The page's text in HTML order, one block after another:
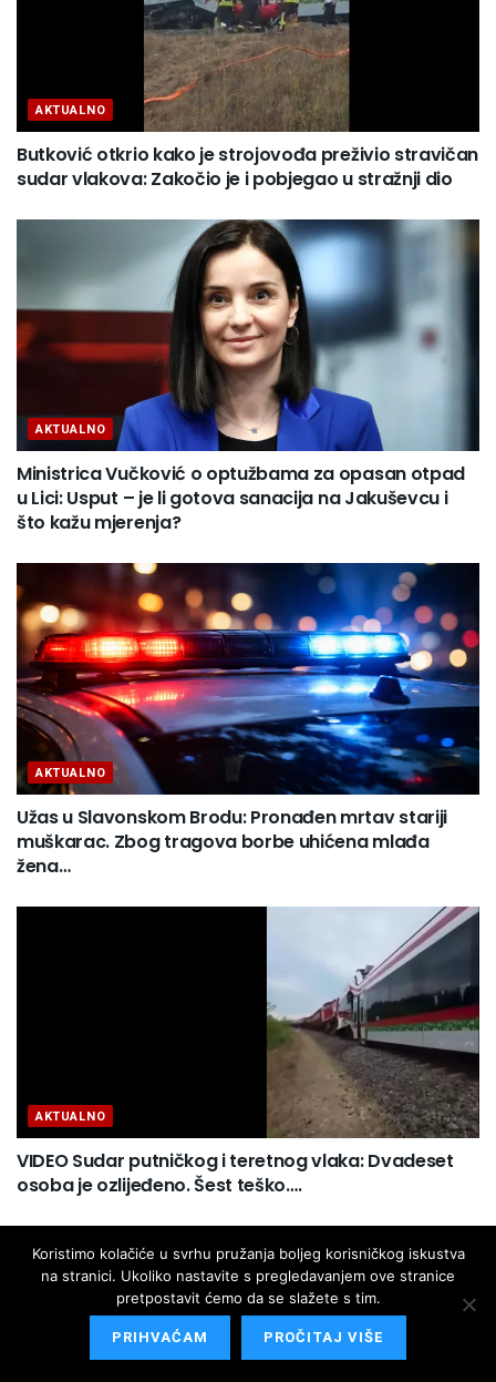
AKTUALNO
Butković otkrio kako je strojovođa preživio stravičan
sudar vlakova: Zakočio je i pobjegao u stražnji dio
AKTUALNO
Ministrica Vučković o optužbama za opasan otpad
u Lici: Usput – je li gotova sanacija na Jakuševcu i
što kažu mjerenja?
AKTUALNO
Užas u Slavonskom Brodu: Pronađen mrtav stariji
muškarac. Zbog tragova borbe uhićena mlađa
žena…
AKTUALNO
VIDEO Sudar putničkog i teretnog vlaka: Dvadeset
osoba je ozlijeđeno. Šest teško….
Koristimo kolačiće u svrhu pružanja boljeg korisničkog iskustva
na stranici. Ukoliko nastavite s pregledavanjem ove stranice
pretpostavit ćemo da se slažete s tim.
PRIHVAĆAM PROČITAJ VIŠE